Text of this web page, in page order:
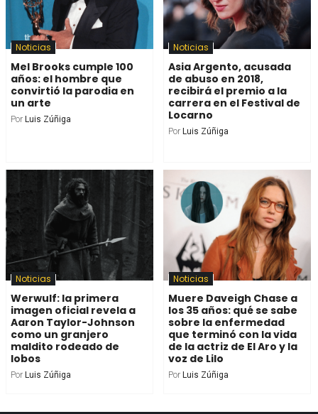
Noticias
Mel Brooks cumple 100
años: el hombre que
convirtió la parodia en
un arte
Por Luis Zúñiga
Noticias
Asia Argento, acusada
de abuso en 2018,
recibirá el premio a la
carrera en el Festival de
Locarno
Por Luis Zúñiga
Noticias
Werwulf: la primera
imagen oficial revela a
Aaron Taylor-Johnson
como un granjero
maldito rodeado de
lobos
Por Luis Zúñiga
Noticias
Muere Daveigh Chase a
los 35 años: qué se sabe
sobre la enfermedad
que terminó con la vida
de la actriz de El Aro y la
voz de Lilo
Por Luis Zúñiga